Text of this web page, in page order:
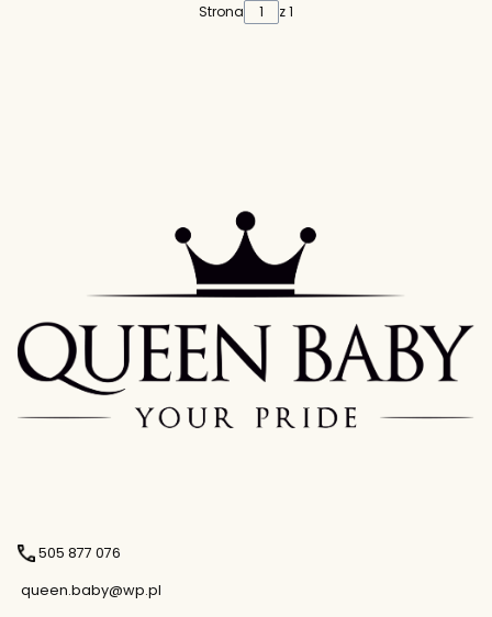
Strona z 1
505 877 076
queen.baby@wp.pl